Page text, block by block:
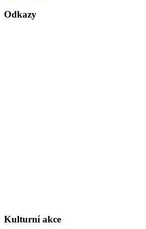
Odkazy
Kulturní akce